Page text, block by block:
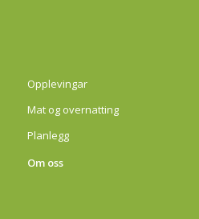
Opplevingar
Mat og overnatting
Planlegg
Om oss